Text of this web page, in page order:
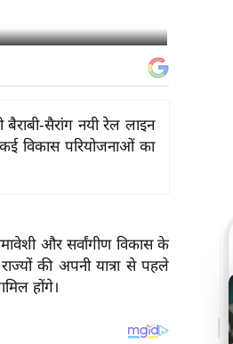
बैराबी-सैरांग नयी रेल लाइन
विकास परियोजनाओं का
और सर्वांगीण विकास के
की अपनी यात्रा से पहले
होंगे।